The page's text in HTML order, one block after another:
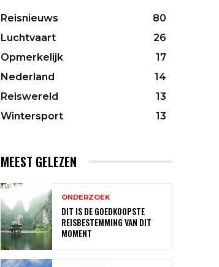
Reisnieuws
80
Luchtvaart
26
Opmerkelijk
17
Nederland
14
Reiswereld
13
Wintersport
13
MEEST GELEZEN
ONDERZOEK
DIT IS DE GOEDKOOPSTE
REISBESTEMMING VAN DIT
MOMENT